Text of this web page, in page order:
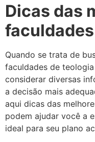
Dicas das
Quando se trata de
faculdades de
considerar diversas
a decisão mais
aqui dicas das
podem ajudar você a
ideal para seu plano